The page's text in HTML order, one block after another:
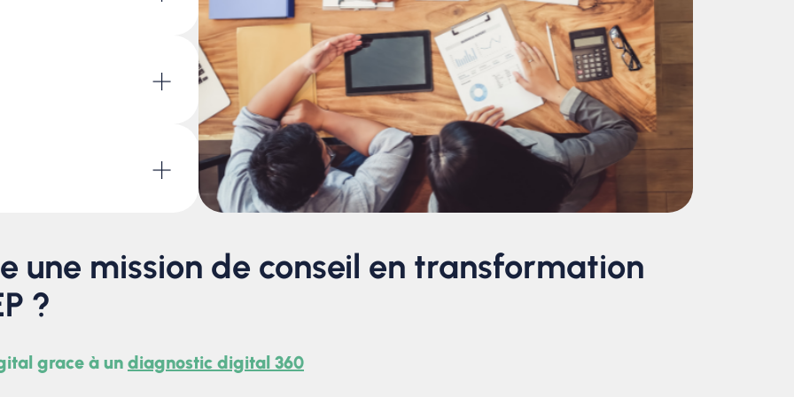
+
+
une mission de conseil en transformation
?
grace à un diagnostic digital 360